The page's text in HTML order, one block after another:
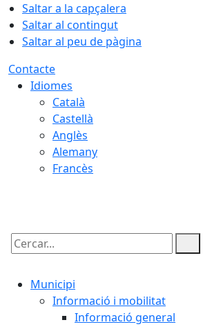
Saltar a la capçalera
Saltar al contingut
Saltar al peu de pàgina
Contacte
Idiomes
Català
Castellà
Anglès
Alemany
Francès
Cercar:
Municipi
Informació i mobilitat
Informació general